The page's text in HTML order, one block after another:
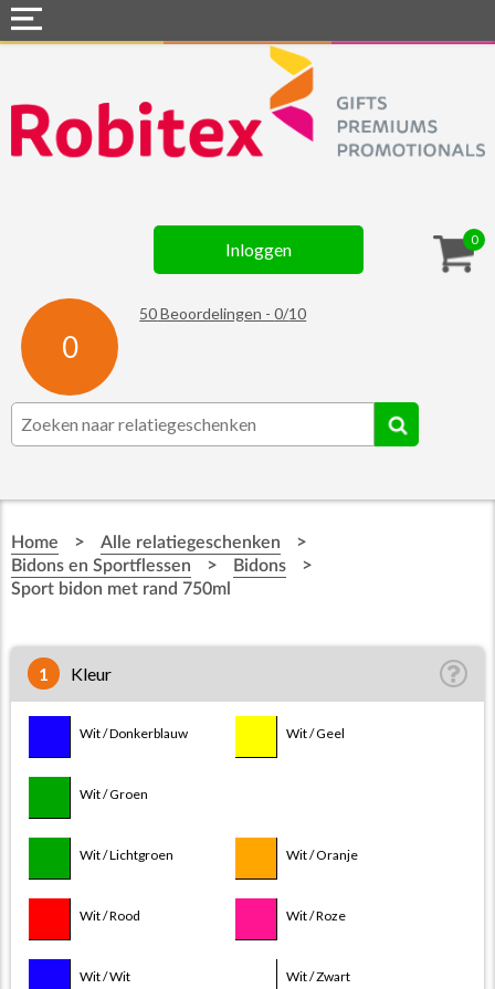
0
Inloggen
0
50Beoordelingen -0/10
Webshops
Snel naar »
Assortiment
Contact
☆ Prijsknallers ☆
Home > Alle relatiegeschenken >
Bidons en Sportflessen > Bidons >
Sport bidon met rand 750ml
1 Kleur
Wit / Donkerblauw Wit / Geel
Wit / Groen
Wit / Lichtgroen Wit / Oranje
Wit / Rood Wit / Roze
Wit / Wit Wit / Zwart